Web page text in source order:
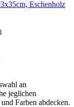
an
jeglichen
Farben abdecken.